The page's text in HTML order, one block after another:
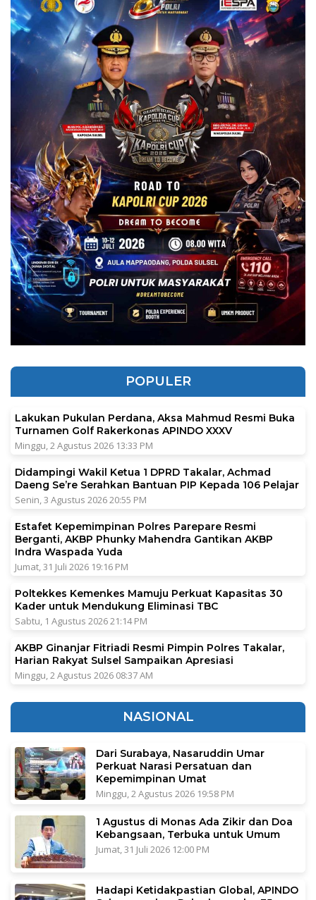
POPULER
Lakukan Pukulan Perdana, Aksa Mahmud Resmi Buka
Turnamen Golf Rakerkonas APINDO XXXV
Minggu, 2 Agustus 2026 13:33 PM
Didampingi Wakil Ketua 1 DPRD Takalar, Achmad
Daeng Se’re Serahkan Bantuan PIP Kepada 106 Pelajar
Senin, 3 Agustus 2026 20:55 PM
Estafet Kepemimpinan Polres Parepare Resmi
Berganti, AKBP Phunky Mahendra Gantikan AKBP
Indra Waspada Yuda
Jumat, 31 Juli 2026 19:16 PM
Poltekkes Kemenkes Mamuju Perkuat Kapasitas 30
Kader untuk Mendukung Eliminasi TBC
Sabtu, 1 Agustus 2026 21:14 PM
AKBP Ginanjar Fitriadi Resmi Pimpin Polres Takalar,
Harian Rakyat Sulsel Sampaikan Apresiasi
Minggu, 2 Agustus 2026 08:37 AM
NASIONAL
Dari Surabaya, Nasaruddin Umar
Perkuat Narasi Persatuan dan
Kepemimpinan Umat
Minggu, 2 Agustus 2026 19:58 PM
1 Agustus di Monas Ada Zikir dan Doa
Kebangsaan, Terbuka untuk Umum
Jumat, 31 Juli 2026 12:00 PM
Hadapi Ketidakpastian Global, APINDO